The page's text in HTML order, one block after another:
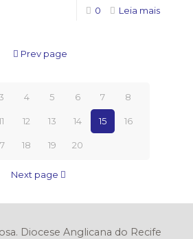
0 Leia mais
Prev page
3 4 5 6 7 8
12 13 14 15 16
18 19 20
Next page
Diocese Anglicana do Recife